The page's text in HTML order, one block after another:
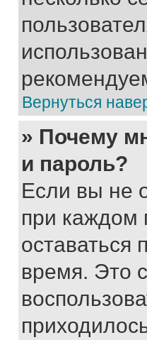
Вернуться
» Почему
и пароль?
Если вы не
при каждом
время. Это